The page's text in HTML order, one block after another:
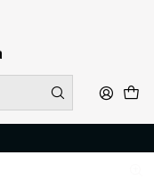
TIENDA, DESDE
IZAJE Y SUJECION
1,5 MT